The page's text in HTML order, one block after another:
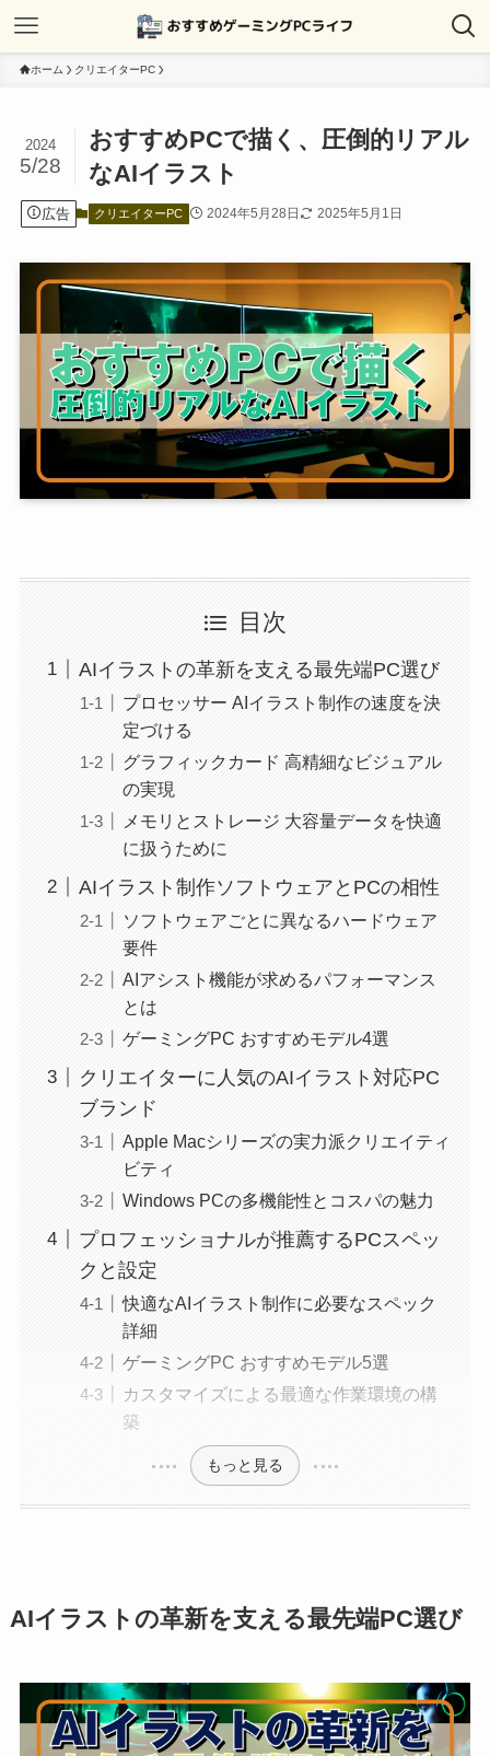
ホーム クリエイターPC
おすすめPCで描く、圧倒的リアル
なAIイラスト
2024
5/28
広告 クリエイターPC 2024年5月28日 2025年5月1日
目次
AIイラストの革新を支える最先端PC選び
プロセッサー AIイラスト制作の速度を決
定づける
グラフィックカード 高精細なビジュアル
の実現
メモリとストレージ 大容量データを快適
に扱うために
AIイラスト制作ソフトウェアとPCの相性
ソフトウェアごとに異なるハードウェア
要件
AIアシスト機能が求めるパフォーマンス
とは
ゲーミングPC おすすめモデル4選
クリエイターに人気のAIイラスト対応PC
ブランド
Apple Macシリーズの実力派クリエイティ
ビティ
Windows PCの多機能性とコスパの魅力
プロフェッショナルが推薦するPCスペッ
クと設定
快適なAIイラスト制作に必要なスペック
詳細
ゲーミングPC おすすめモデル5選
カスタマイズによる最適な作業環境の構
築
もっと見る
AIイラストの革新を支える最先端PC選び